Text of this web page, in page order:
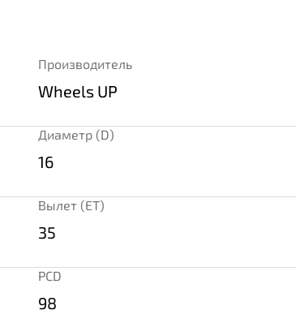
Производитель
Wheels UP
Диаметр (D)
16
Вылет (ET)
35
PCD
98